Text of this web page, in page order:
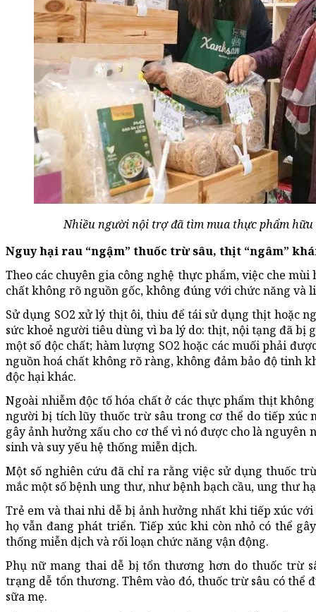
Nhiều người nội trợ đã tìm mua thực phẩm hữu
Nguy hại rau “ngậm” thuốc trừ sâu, thịt “ngâm”
Theo các chuyên gia công nghệ thực phẩm, việc che
chất không rõ nguồn gốc, không đúng với chức năng và
Sử dụng SO2 xử lý thịt ôi, thiu để tái sử dụng thịt hoặc
sức khoẻ người tiêu dùng vì ba lý do: thịt, nội tạng đã bị
một số độc chất; hàm lượng SO2 hoặc các muối phải
nguồn hoá chất không rõ ràng, không đảm bảo độ tinh
độc hại khác.
Ngoài nhiễm độc tố hóa chất ở các thực phẩm thịt
người bị tích lũy thuốc trừ sâu trong cơ thể do tiếp xúc
gây ảnh hưởng xấu cho cơ thể vì nó được cho là nguyên
sinh và suy yếu hệ thống miễn dịch.
Một số nghiên cứu đã chỉ ra rằng việc sử dụng thuốc
mắc một số bệnh ung thư, như bệnh bạch cầu, ung thư
Trẻ em và thai nhi dễ bị ảnh hưởng nhất khi tiếp xúc
họ vẫn đang phát triển. Tiếp xúc khi còn nhỏ có thể
thống miễn dịch và rối loạn chức năng vận động.
Phụ nữ mang thai dễ bị tổn thương hơn do thuốc trừ
trạng dễ tổn thương. Thêm vào đó, thuốc trừ sâu có
sữa mẹ.